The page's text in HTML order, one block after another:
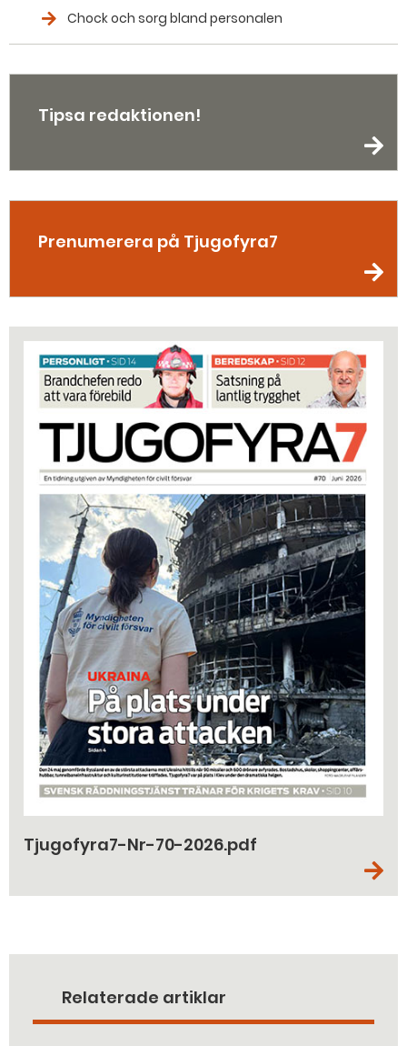
Chock och sorg bland personalen
Tipsa redaktionen!
Prenumerera på Tjugofyra7
Tjugofyra7-Nr-70-2026.pdf
Relaterade artiklar